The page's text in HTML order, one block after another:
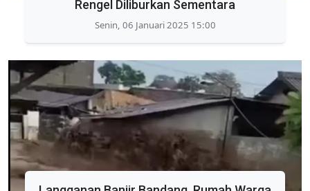
Rengel Diliburkan Sementara
Senin, 06 Januari 2025 15:00